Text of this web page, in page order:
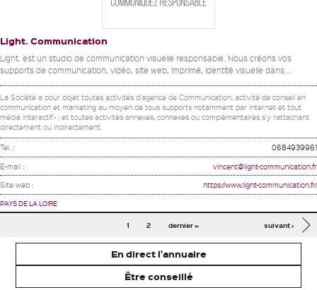
Light. Communication
Light. est un studio de communication visuelle responsable. Nous créons vos
supports de communication, vidéo, site web, imprimé, identité visuelle dans...
La Société a pour objet toutes activités d'agence de Communication, activité de conseil en
communication et marketing au moyen de tous supports notamment par internet et tout
média interactif.- ; et toutes activités annexes, connexes ou complémentaires s'y rattachant
directement ou indirectement.
Tel. : 0684939961
E-mail : vincent@light-communication.fr
Site web : https://www.light-communication.fr/
PAYS DE LA LOIRE
Pages
1 2 suivant ›
dernier »
En direct l'annuaire
Être conseillé